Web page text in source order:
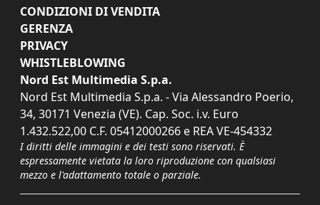
CONDIZIONI DI VENDITA
GERENZA
PRIVACY
WHISTLEBLOWING
Nord Est Multimedia S.p.a.
Nord Est Multimedia S.p.a. - Via Alessandro Poerio,
34, 30171 Venezia (VE). Cap. Soc. i.v. Euro
1.432.522,00 C.F. 05412000266 e REA VE-454332
I diritti delle immagini e dei testi sono riservati. È
espressamente vietata la loro riproduzione con qualsiasi
mezzo e l'adattamento totale o parziale.